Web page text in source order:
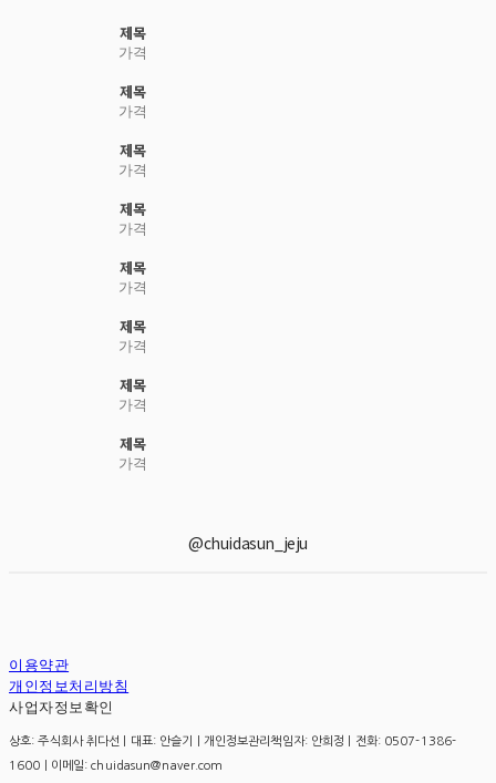
제목
가격
제목
가격
제목
가격
제목
가격
제목
가격
제목
가격
제목
가격
제목
가격
@chuidasun_jeju
이용약관
개인정보처리방침
사업자정보확인
상호: 주식회사 취다선 | 대표: 안슬기 | 개인정보관리책임자: 안희정 | 전화: 0507-1386-
1600 | 이메일: chuidasun@naver.com